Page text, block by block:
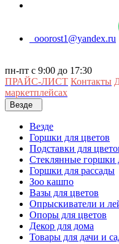
ooorost1@yandex.ru
пн-пт с 9:00 до 17:30
ПРАЙС-ЛИСТ Контакты
маркетплейсах
Везде
Везде
Горшки для цветов
Подставки для
Стеклянные горшки
Горшки для рассады
Зоо кашпо
Вазы для цветов
Опрыскиватели и
Опоры для цветов
Декор для дома
Товары для дачи и